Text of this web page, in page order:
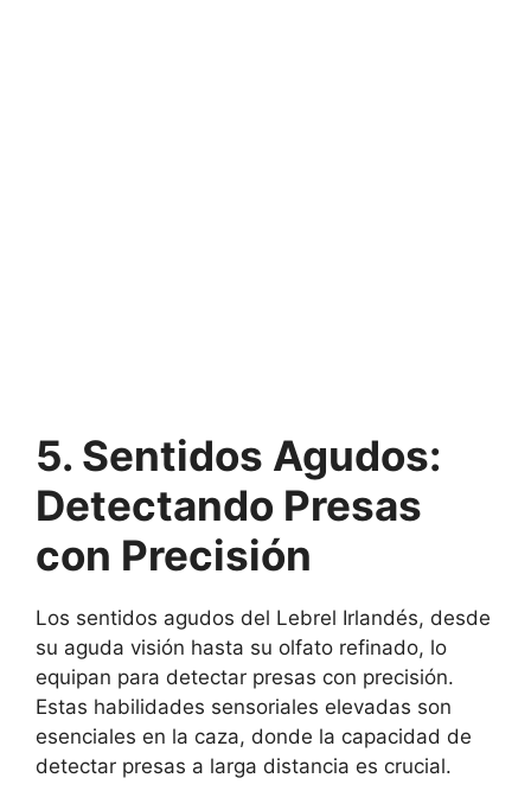
5. Sentidos Agudos:
Detectando Presas
con Precisión
Los sentidos agudos del Lebrel Irlandés, desde
su aguda visión hasta su olfato refinado, lo
equipan para detectar presas con precisión.
Estas habilidades sensoriales elevadas son
esenciales en la caza, donde la capacidad de
detectar presas a larga distancia es crucial.